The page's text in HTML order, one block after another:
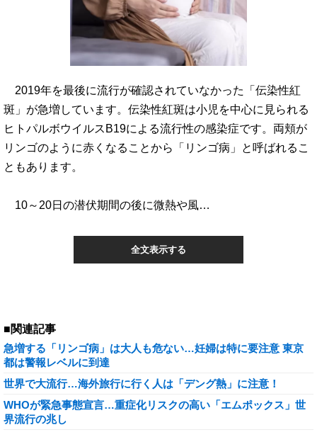
2019年を最後に流行が確認されていなかった「伝染性紅
斑」が急増しています。伝染性紅斑は小児を中心に見られる
ヒトパルボウイルスB19による流行性の感染症です。両頬が
リンゴのように赤くなることから「リンゴ病」と呼ばれるこ
ともあります。
10～20日の潜伏期間の後に微熱や風…
全文表示する
■関連記事
急増する「リンゴ病」は大人も危ない…妊婦は特に要注意 東京
都は警報レベルに到達
世界で大流行…海外旅行に行く人は「デング熱」に注意！
WHOが緊急事態宣言…重症化リスクの高い「エムポックス」世
界流行の兆し